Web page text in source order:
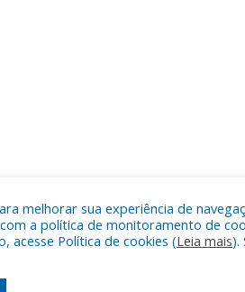
melhorar sua experiência de
a política de monitoramento de
acesse Política de cookies (Leia mais).